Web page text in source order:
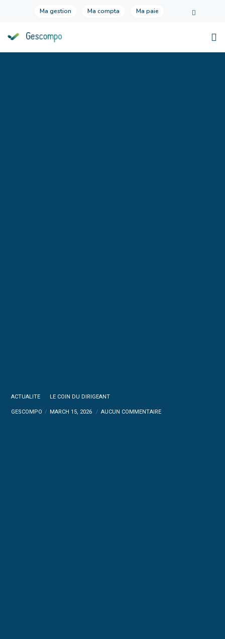
Ma gestion Ma compta Ma paie
ACTUALITE LE COIN DU DIRIGEANT
GESCOMPO MARCH 15, 2026 AUCUN COMMENTAIRE